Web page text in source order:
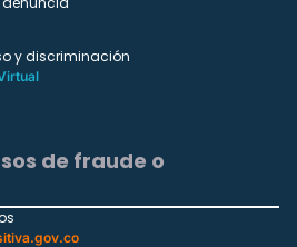
y discriminación
de fraude o